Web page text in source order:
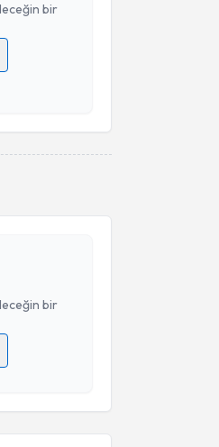
bir
Metni
bir
Metni
için bir takvim